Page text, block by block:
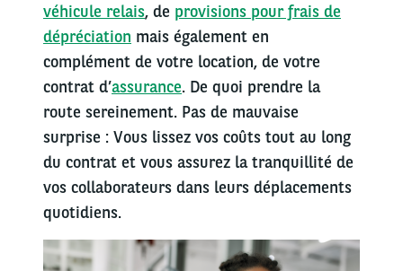
véhicule relais, de provisions pour frais de
dépréciation mais également en
complément de votre location, de votre
contrat d’assurance. De quoi prendre la
route sereinement. Pas de mauvaise
surprise : Vous lissez vos coûts tout au long
du contrat et vous assurez la tranquillité de
vos collaborateurs dans leurs déplacements
quotidiens.